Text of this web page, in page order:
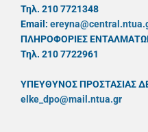
Τηλ. 210 7721348
Email:
ΠΛΗΡΟΦΟΡΙΕΣ
Τηλ. 210 7722961
ΥΠΕΥΘYΝΟΣ ΠΡΟΣΤΑΣΙΑΣ
elke_dpo@mail.ntua.gr